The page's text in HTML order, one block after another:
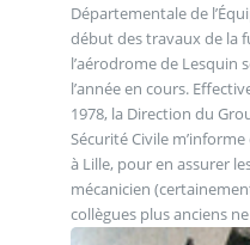
Départementale de
début des travaux de la
l’aérodrome de Lesquin
l’année en cours.
1978, la Direction du
Sécurité Civile
à Lille, pour en assurer
mécanicien
collègues plus anciens